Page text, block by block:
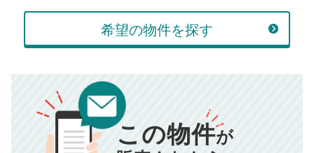
万円
返済シミュレーション計算結果
毎月の支払額 834
計算する
00万円
■仲介手数料／ 00万円
■売買契約書印紙／ 0
■抵当権抹消費用／0万円
希望の物件を探す
この物件が